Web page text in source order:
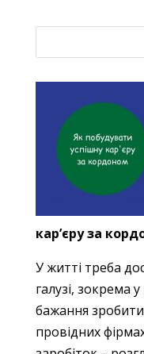
кар’єру за
У житті треба
галузі, зокрема
бажання
провідних